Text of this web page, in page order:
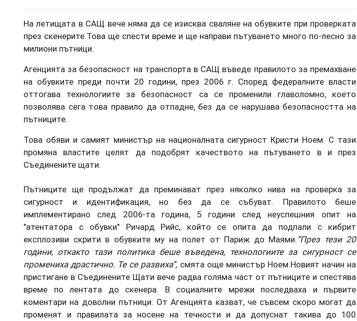
На летищата в САЩ вече няма да се изисква сваляне на обувките при проверката
през скенерите.Това ще спести време и ще направи пътуването много по-лесно за
милиони пътници.
Агенцията за безопасност на транспорта в САЩ въведе правилото за премахване
на обувките преди почти 20 години, през 2006 г. Според федералните власти
оттогава технологиите за безопасност са се променили главоломно, което
позволява сега това правило да отпадне, без да се нарушава безопасността на
пътниците.
Това обяви и самият министър на националната сигурност Кристи Ноем. С тази
промяна властите целят да подобрят качеството на пътуването в и през
Съединените щати.
Пътниците ще продължат да преминават през няколко нива на проверка за
сигурност и идентификация, но без да се събуват. Правилото беше
имплементирано след 2006-та година, 5 години след неуспешния опит на
"атентатора с обувки" Ричард Рийс, който се опита да подпали с кибрит
експлозиви скрити в обувките му на полет от Париж до Маями.“През тези 20
години, откакто тази политика беше въведена, технологиите за сигурност се
промениха драстично. Те се развиха”, смята още министър Ноем.Новият начин на
пристигане в Съединените Щати вече радва голяма част от пътниците и спестява
време по лентата до скенера. В социалните мрежи последваха и първите
коментари на доволни пътници. От Агенцията казват, че съвсем скоро могат да
променят и правилата за носене на течности и да допуснат такива до 100